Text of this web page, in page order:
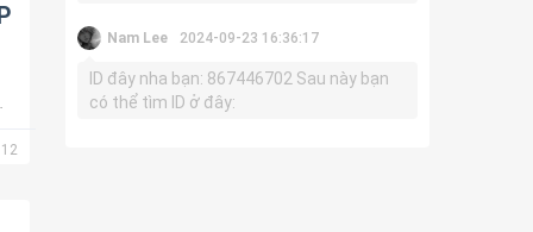
12
Nam Lee 2024-09-23 16:36:17
ID đây nha bạn: 867446702 Sau này bạn
có thể tìm ID ở đây: